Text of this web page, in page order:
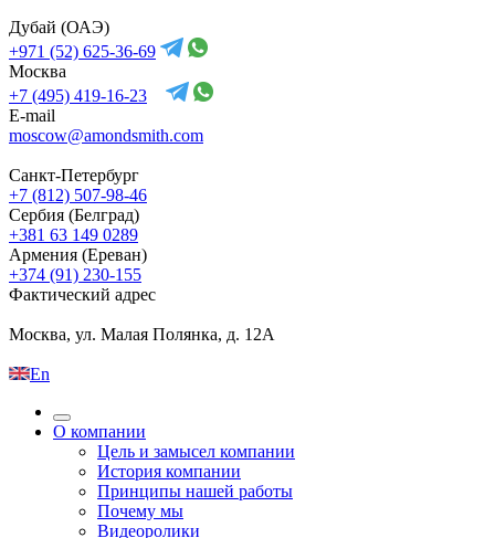
Дубай (ОАЭ)
+971 (52) 625-36-69
Москва
+7 (495) 419-16-23
E-mail
moscow@amondsmith.com
Санкт-Петербург
+7 (812) 507-98-46
Сербия (Белград)
+381 63 149 0289
Армения (Ереван)
+374 (91) 230-155
Фактический адрес
Москва, ул. Малая Полянка, д. 12А
En
О компании
Цель и замысел компании
История компании
Принципы нашей работы
Почему мы
Видеоролики